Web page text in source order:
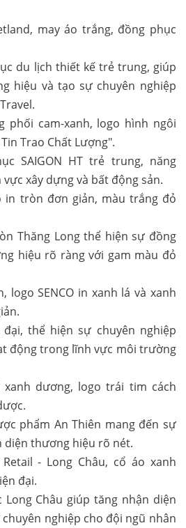
du lịch thiết kế trẻ trung, giúp
hiệu và tạo sự chuyên nghiệp
SAIGON HT trẻ trung, năng
xây dựng và bất động sản.
Thăng Long thể hiện sự đồng
hiệu rõ ràng với gam màu đỏ
thể hiện sự chuyên nghiệp
động trong lĩnh vực môi trường
phẩm An Thiên mang đến sự
diện thương hiệu rõ nét.
Châu giúp tăng nhận diện
nghiệp cho đội ngũ nhân